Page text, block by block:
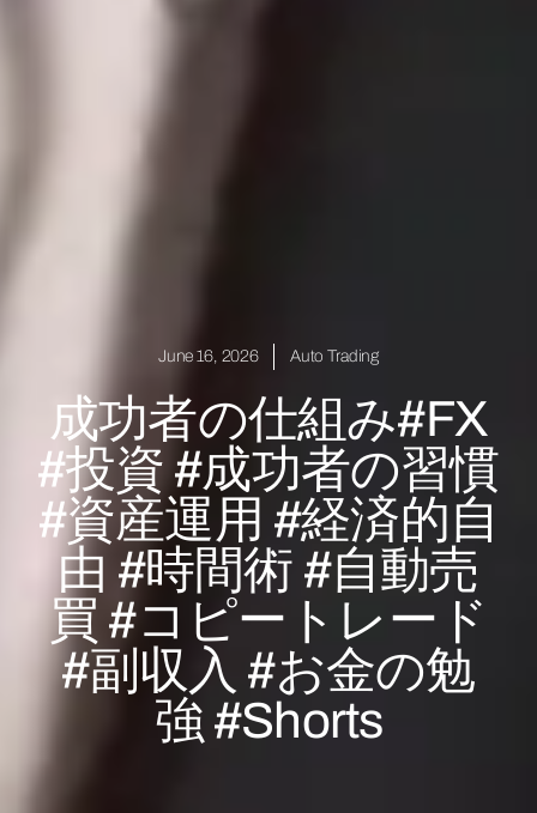
June 16, 2026 Auto Trading
成功者の仕組み#FX
#投資 #成功者の習慣
#資産運用 #経済的自
由 #時間術 #自動売
買 #コピートレード
#副収入 #お金の勉
強 #Shorts